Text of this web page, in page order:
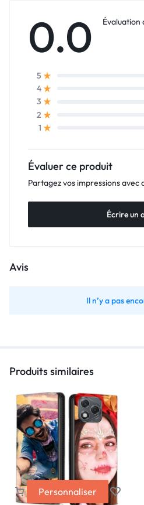
0.0 Évaluation
5
4
3
2
1
Évaluer ce produit
Partagez vos impressions avec
Écrire un
Avis
Il n’y a pas
Produits similaires
Personnaliser